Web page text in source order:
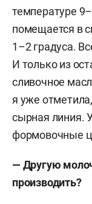
температуре
помещается в
1–2 градуса.
И только из
сливочное
я уже
сырная линия.
формовочные
— Другую
производить?